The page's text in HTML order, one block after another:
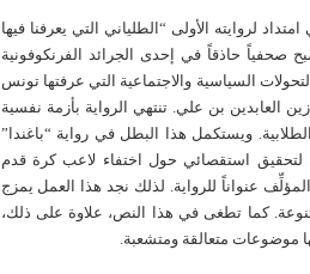
لروايته الأولى “الطلياني التي يعرفنا فيها
حاذقاً في إحدى الجرائد الفرنكوفونية
السياسية والاجتماعية التي عرفتها تونس
العابدين بن علي. تنتهي الرواية بأزمة نفسية
ويستكمل هذا البطل في رواية “باغندا”
استقصائي حول اختفاء لاعب كرة قدم
عنواناً للرواية. لذلك نجد هذا العمل يمزج
كما تطغى في هذا النص، علاوة على ذلك،
موضوعات متعالقة ومتشعبة.